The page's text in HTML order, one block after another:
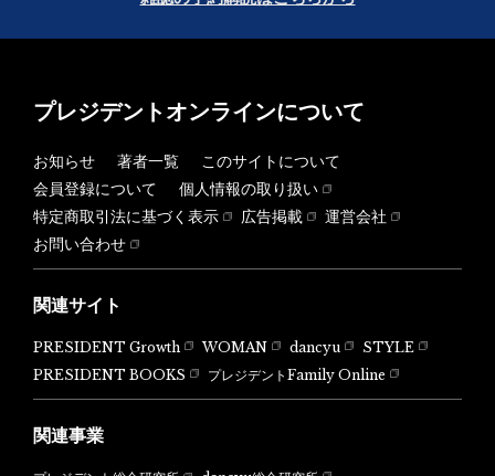
プレジデントオンラインについて
お知らせ 著者一覧
このサイトについて
会員登録について
個人情報の取り扱い
特定商取引法に基づく表示
広告掲載
運営会社
お問い合わせ
関連サイト
PRESIDENT Growth WOMAN dancyu
STYLE
PRESIDENT BOOKS
プレジデントFamily Online
関連事業